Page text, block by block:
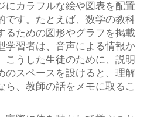
にカラフルな絵や図表を配置
です。たとえば、数学の教科
るための図形やグラフを掲載
学習者は、音声による情報か
こうした生徒のために、説明
のスペースを設けると、理解
ら、教師の話をメモに取るこ